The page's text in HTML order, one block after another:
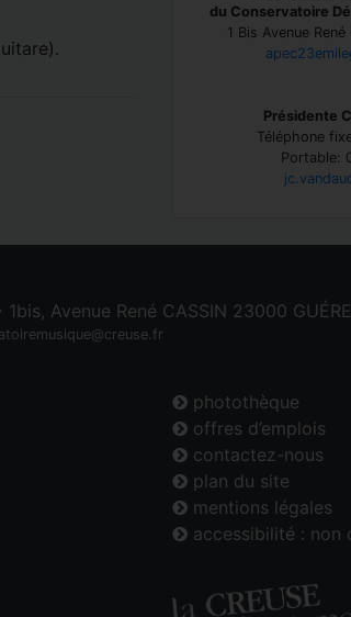
du Conservatoire
1 Bis Avenue
Présidente
Téléphone
Portable:
Avenue René CASSIN 23000
photothèque
offres d’emplois
contactez-nous
plan du site
mentions légales
accessibilité : non